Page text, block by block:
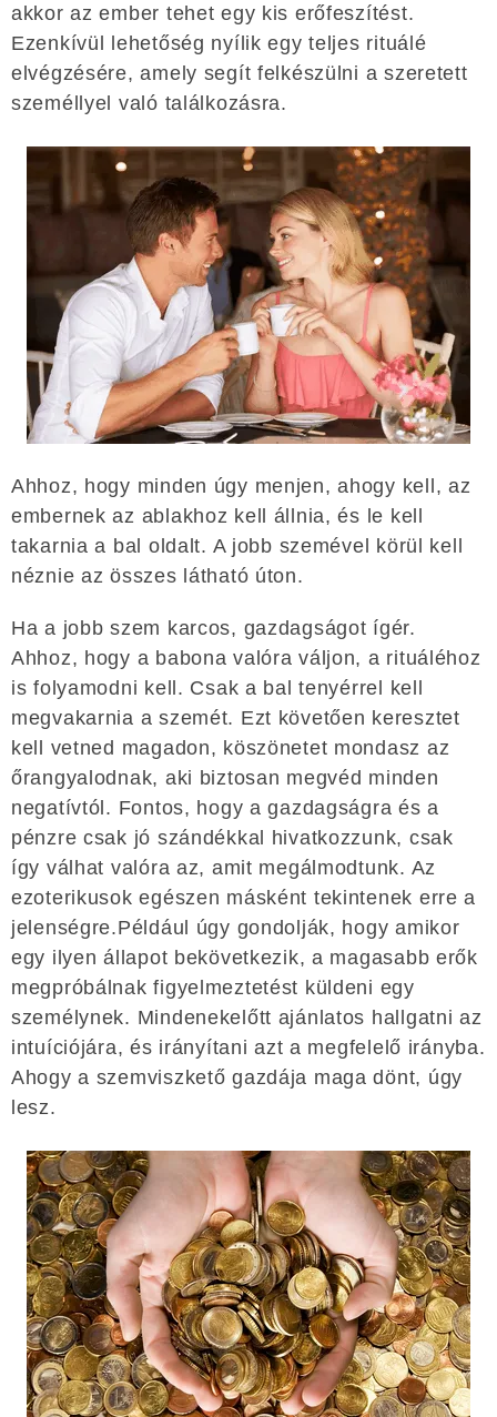
akkor az ember tehet egy kis erőfeszítést.
Ezenkívül lehetőség nyílik egy teljes rituálé
elvégzésére, amely segít felkészülni a szeretett
személlyel való találkozásra.
Ahhoz, hogy minden úgy menjen, ahogy kell, az
embernek az ablakhoz kell állnia, és le kell
takarnia a bal oldalt. A jobb szemével körül kell
néznie az összes látható úton.
Ha a jobb szem karcos, gazdagságot ígér.
Ahhoz, hogy a babona valóra váljon, a rituáléhoz
is folyamodni kell. Csak a bal tenyérrel kell
megvakarnia a szemét. Ezt követően keresztet
kell vetned magadon, köszönetet mondasz az
őrangyalodnak, aki biztosan megvéd minden
negatívtól. Fontos, hogy a gazdagságra és a
pénzre csak jó szándékkal hivatkozzunk, csak
így válhat valóra az, amit megálmodtunk. Az
ezoterikusok egészen másként tekintenek erre a
jelenségre.Például úgy gondolják, hogy amikor
egy ilyen állapot bekövetkezik, a magasabb erők
megpróbálnak figyelmeztetést küldeni egy
személynek. Mindenekelőtt ajánlatos hallgatni az
intuíciójára, és irányítani azt a megfelelő irányba.
Ahogy a szemviszkető gazdája maga dönt, úgy
lesz.